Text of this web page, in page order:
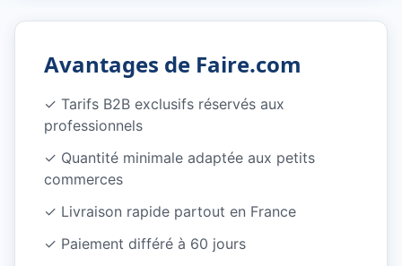
Avantages de Faire.com
✓ Tarifs B2B exclusifs réservés aux
professionnels
✓ Quantité minimale adaptée aux petits
commerces
✓ Livraison rapide partout en France
✓ Paiement différé à 60 jours